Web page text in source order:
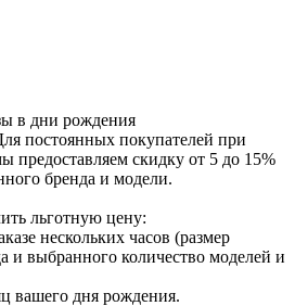
в дни рождения
постоянных покупателей при
предоставляем скидку от 5 до 15%
бренда и модели.
льготную цену:
нескольких часов (размер
и выбранного количество моделей и
вашего дня рождения.